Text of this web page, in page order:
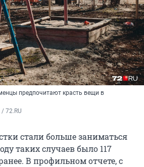
предпочитают красть вещи в
72.RU
стали больше заниматься
таких случаев было 117
В профильном отчете, с